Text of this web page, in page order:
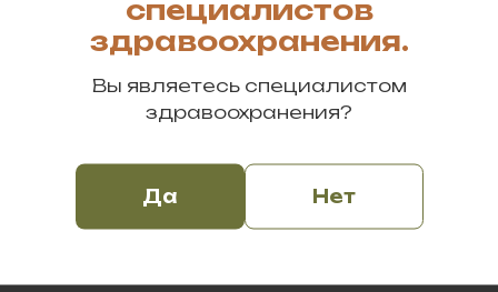
специалистов
здравоохранения.
Вы являетесь специалистом
здравоохранения?
Да Нет